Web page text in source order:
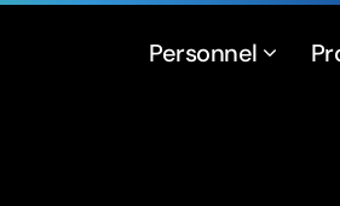
Personnel